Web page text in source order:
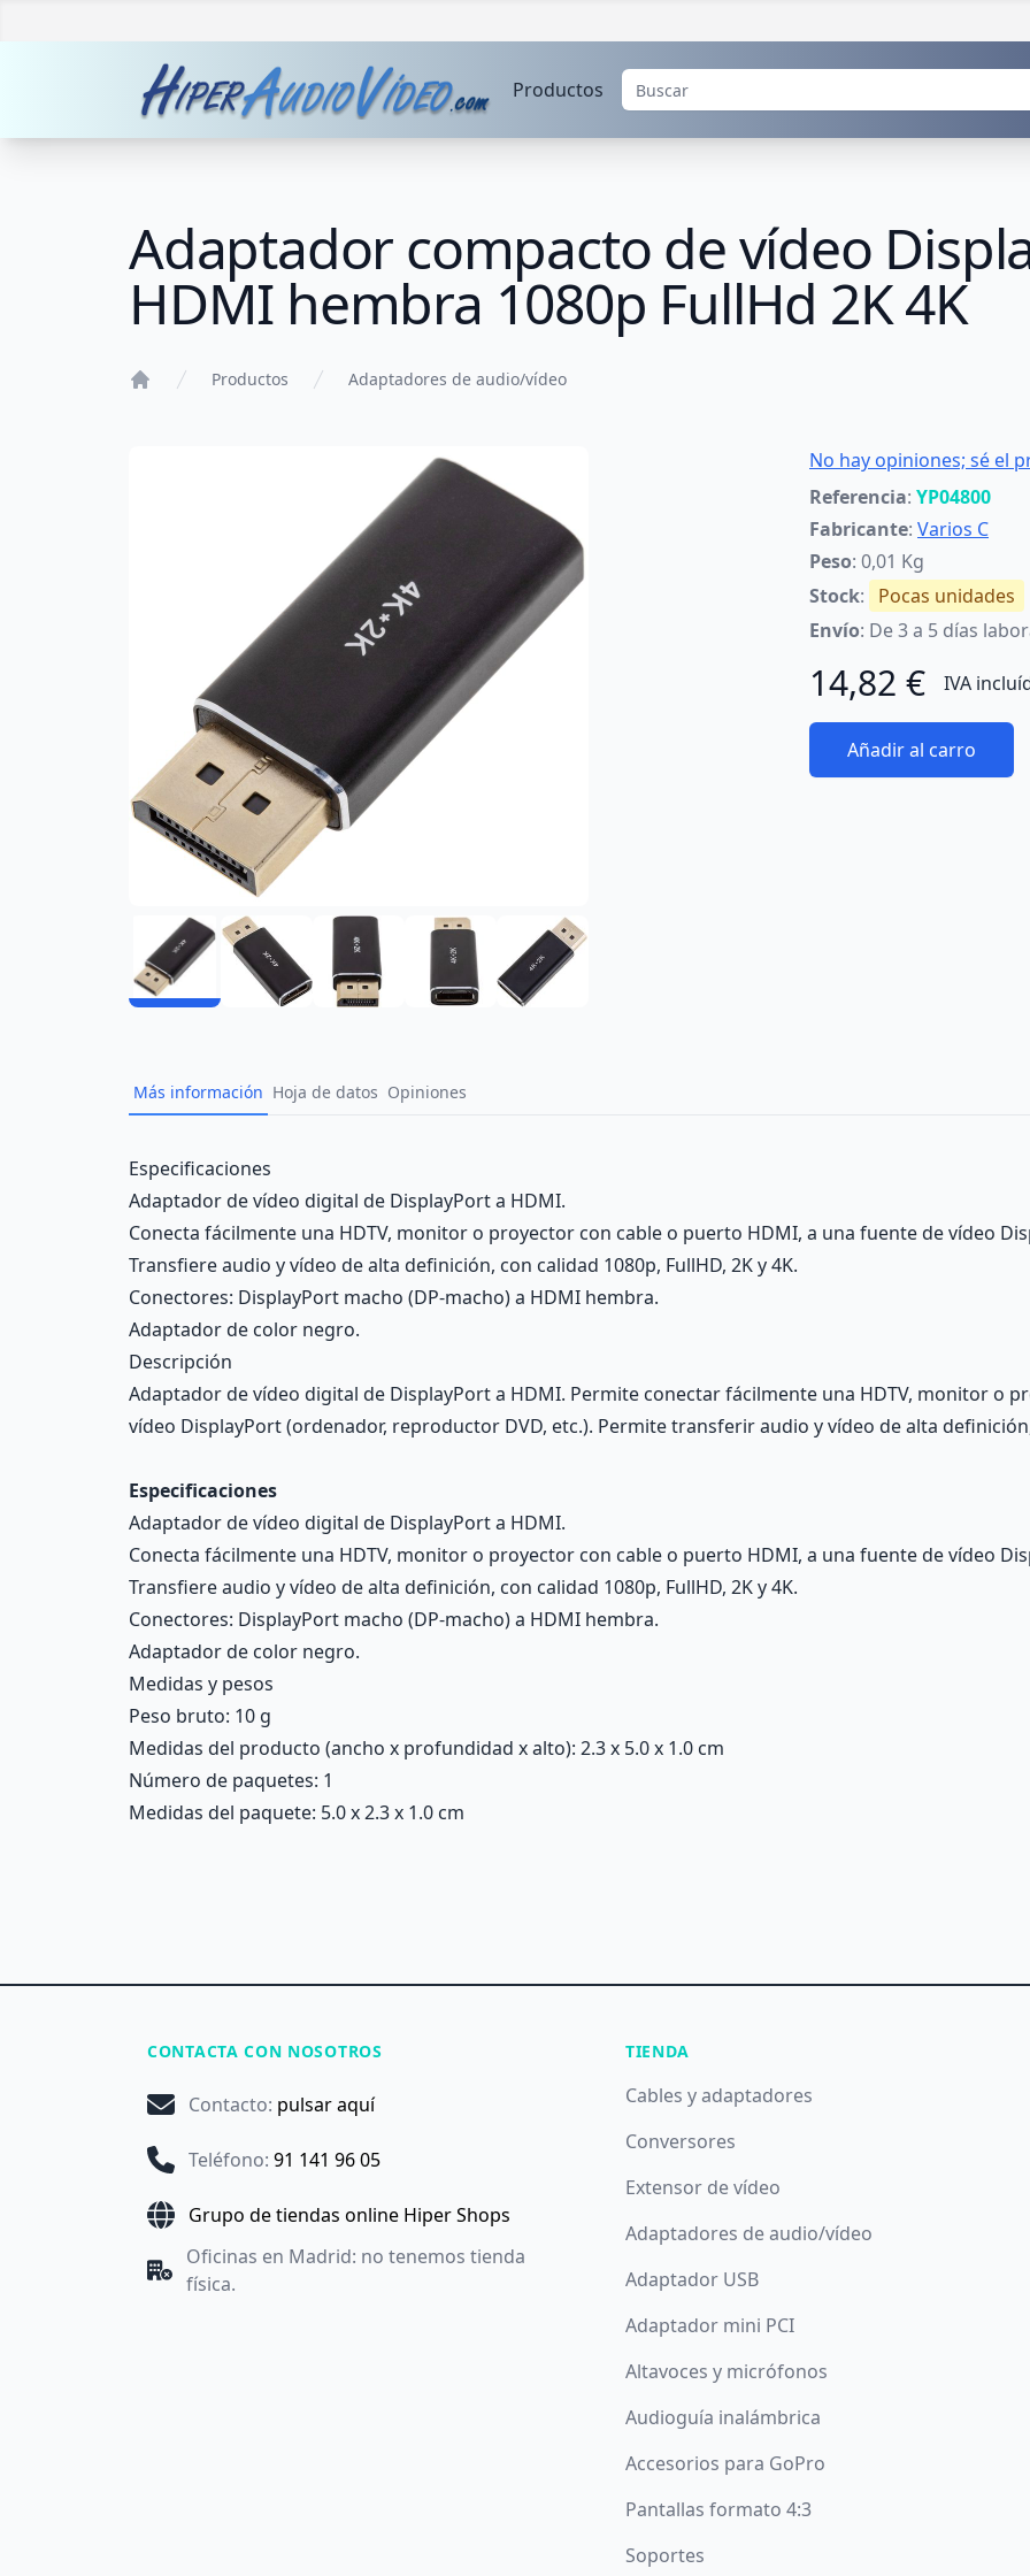
Productos
Adaptador compacto de vídeo
HDMI hembra 1080p FullHd 2K 4K
Productos Adaptadores de audio/vídeo
No hay opiniones; sé el
Referencia: YP04800
Fabricante: Varios C
Peso: 0,01 Kg
Stock:
Pocas unidades
Envío: De 3 a 5 días
14,82 € IVA
Añadir al carro
Más información Hoja de datos Opiniones
Description
Especificaciones
Adaptador de vídeo digital de DisplayPort a HDMI.
Conecta fácilmente una HDTV, monitor o proyector con cable o puerto HDMI, a una fuente de vídeo
Transfiere audio y vídeo de alta definición, con calidad 1080p, FullHD, 2K y 4K.
Conectores: DisplayPort macho (DP-macho) a HDMI hembra.
Adaptador de color negro.
Descripción
Adaptador de vídeo digital de DisplayPort a HDMI. Permite conectar fácilmente una HDTV, monitor o
vídeo DisplayPort (ordenador, reproductor DVD, etc.). Permite transferir audio y vídeo de alta
Especificaciones
Adaptador de vídeo digital de DisplayPort a HDMI.
Conecta fácilmente una HDTV, monitor o proyector con cable o puerto HDMI, a una fuente de vídeo
Transfiere audio y vídeo de alta definición, con calidad 1080p, FullHD, 2K y 4K.
Conectores: DisplayPort macho (DP-macho) a HDMI hembra.
Adaptador de color negro.
Medidas y pesos
Peso bruto: 10 g
Medidas del producto (ancho x profundidad x alto): 2.3 x 5.0 x 1.0 cm
Número de paquetes: 1
Medidas del paquete: 5.0 x 2.3 x 1.0 cm
CONTACTA CON NOSOTROS
Contacto: pulsar aquí
Teléfono: 91 141 96 05
Grupo de tiendas online Hiper Shops
Oficinas en Madrid: no tenemos tienda
física.
TIENDA
Cables y adaptadores
Conversores
Extensor de vídeo
Adaptadores de audio/vídeo
Adaptador USB
Adaptador mini PCI
Altavoces y micrófonos
Audioguía inalámbrica
Accesorios para GoPro
Pantallas formato 4:3
Soportes